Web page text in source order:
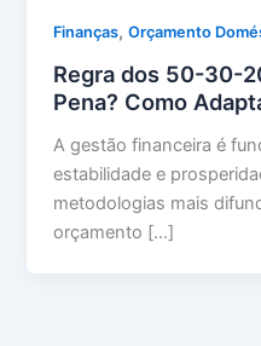
Finanças,Orçamento
Regra dos 50-30-
Pena? Como
A gestão financeira é
estabilidade e
metodologias mais
orçamento […]